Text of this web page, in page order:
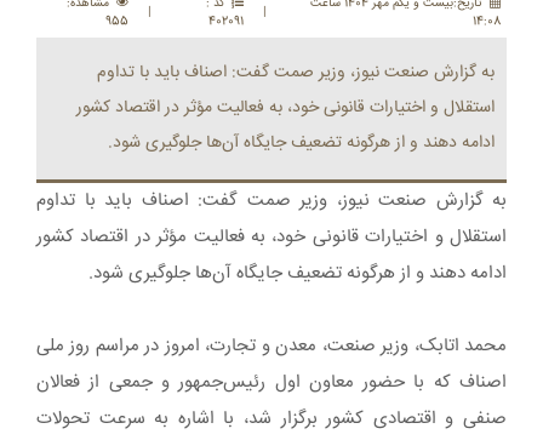
تاريخ:بيست و يکم مهر 1404 ساعت
14:08
|
کد :
402091
|
مشاهده:
955
به گزارش صنعت نیوز، وزیر صمت گفت: اصناف باید با تداوم
استقلال و اختیارات قانونی خود، به فعالیت مؤثر در اقتصاد کشور
ادامه دهند و از هرگونه تضعیف جایگاه آن‌ها جلوگیری شود.
به گزارش صنعت نیوز، وزیر صمت گفت: اصناف باید با تداوم
استقلال و اختیارات قانونی خود، به فعالیت مؤثر در اقتصاد کشور
ادامه دهند و از هرگونه تضعیف جایگاه آن‌ها جلوگیری شود.
محمد اتابک، وزیر صنعت، معدن و تجارت، امروز در مراسم روز ملی
اصناف که با حضور معاون اول رئیس‌جمهور و جمعی از فعالان
صنفی و اقتصادی کشور برگزار شد، با اشاره به سرعت تحولات